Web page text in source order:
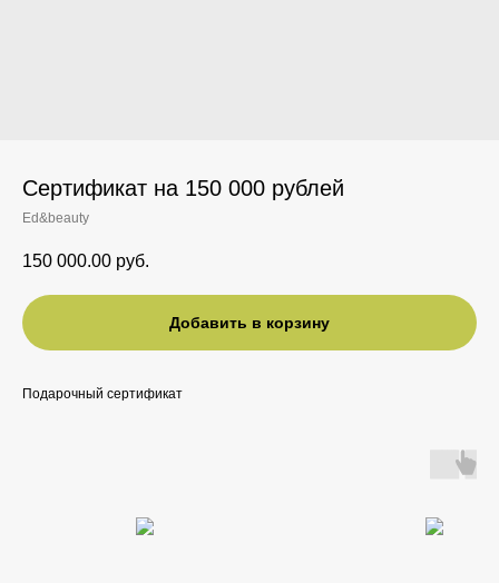
Сертификат на 150 000 рублей
Ed&beauty
150 000.00 руб.
Добавить в корзину
Подарочный сертификат